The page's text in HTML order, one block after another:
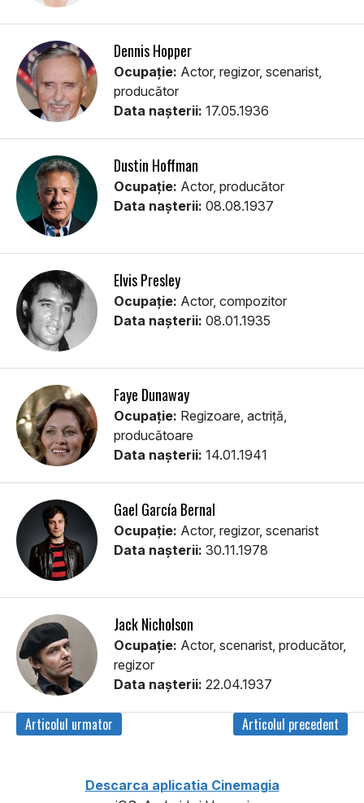
Dennis Hopper
Ocupație: Actor, regizor, scenarist,
producător
Data nașterii: 17.05.1936
Dustin Hoffman
Ocupație: Actor, producător
Data nașterii: 08.08.1937
Elvis Presley
Ocupație: Actor, compozitor
Data nașterii: 08.01.1935
Faye Dunaway
Ocupație: Regizoare, actriţă,
producătoare
Data nașterii: 14.01.1941
Gael García Bernal
Ocupație: Actor, regizor, scenarist
Data nașterii: 30.11.1978
Jack Nicholson
Ocupație: Actor, scenarist, producător,
regizor
Data nașterii: 22.04.1937
Articolul urmator Articolul precedent
Descarca aplicatia Cinemagia